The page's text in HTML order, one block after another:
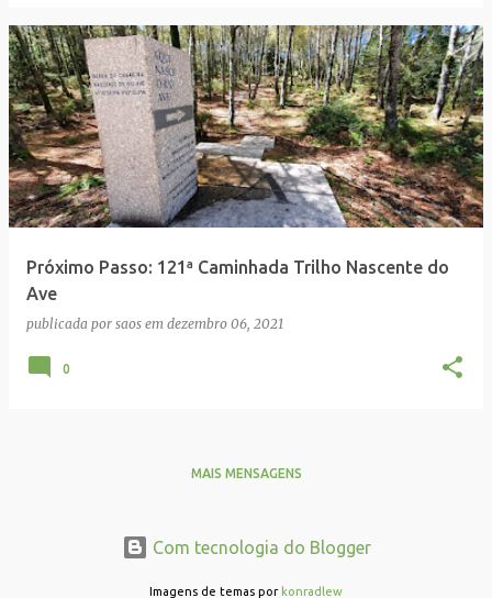
Próximo Passo: 121ª Caminhada Trilho Nascente do
Ave
publicada por saos em dezembro 06, 2021
0
MAIS MENSAGENS
Com tecnologia do Blogger
Imagens de temas por konradlew